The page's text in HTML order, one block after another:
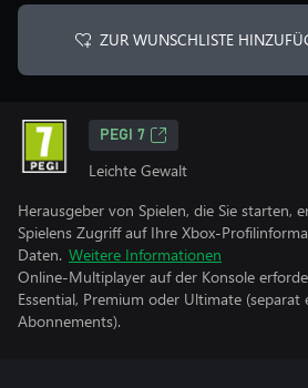
ZUR WUNSCHLISTE
PEGI 7
Leichte Gewalt
Herausgeber von Spielen, die Sie starten,
Spielens Zugriff auf Ihre Xbox-
Daten. Weitere Informationen
Online-Multiplayer auf der Konsole
Essential, Premium oder Ultimate (separat
Abonnements).